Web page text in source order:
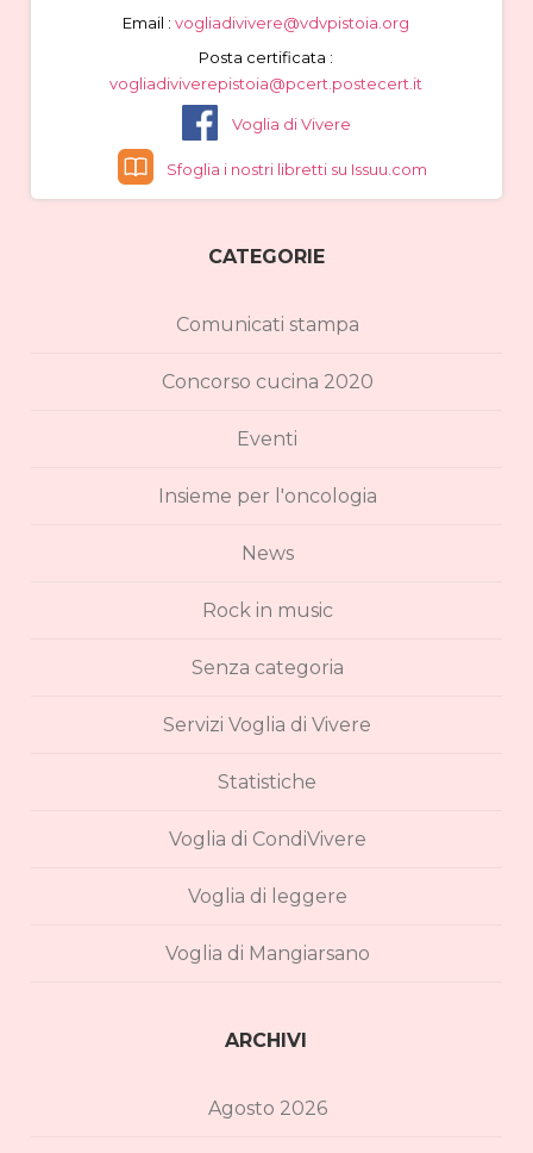
Email : vogliadivivere@vdvpistoia.org
Posta certificata :
vogliadiviverepistoia@pcert.postecert.it
Voglia di Vivere
Sfoglia i nostri libretti su Issuu.com
CATEGORIE
Comunicati stampa
Concorso cucina 2020
Eventi
Insieme per l'oncologia
News
Rock in music
Senza categoria
Servizi Voglia di Vivere
Statistiche
Voglia di CondiVivere
Voglia di leggere
Voglia di Mangiarsano
ARCHIVI
Agosto 2026